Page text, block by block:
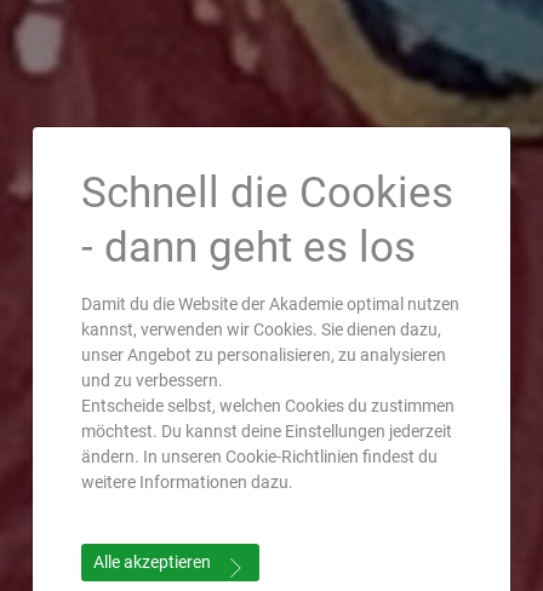
Schnell die Cookies
- dann geht es los
Damit du die Website der Akademie optimal nutzen
kannst, verwenden wir Cookies. Sie dienen dazu,
unser Angebot zu personalisieren, zu analysieren
und zu verbessern.
Entscheide selbst, welchen Cookies du zustimmen
möchtest. Du kannst deine Einstellungen jederzeit
ändern. In unseren Cookie-Richtlinien findest du
weitere Informationen dazu.
Alle akzeptieren